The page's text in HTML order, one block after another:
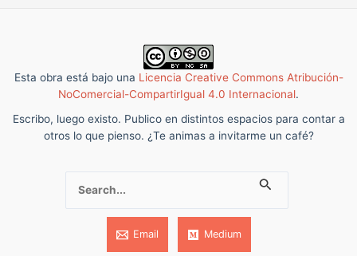
Esta obra está bajo una Licencia Creative Commons Atribución-
NoComercial-CompartirIgual 4.0 Internacional.
Escribo, luego existo. Publico en distintos espacios para contar a
otros lo que pienso. ¿Te animas a invitarme un café?
Email Medium